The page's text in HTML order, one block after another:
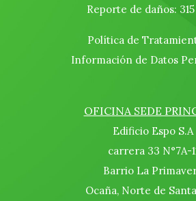
Reporte de daños:
Política de
Información de Datos
OFICINA SEDE
Edificio Espo S.A
carrera 33 N°7A-
Barrio La
Ocaña, Norte de